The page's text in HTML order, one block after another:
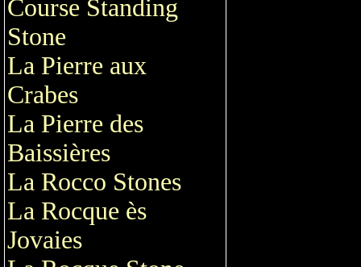
Course Standing
Stone
La Pierre aux
Crabes
La Pierre des
Baissières
La Rocco Stones
La Rocque ès
Jovaies